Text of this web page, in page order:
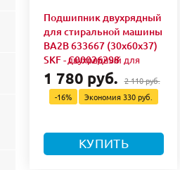
Подшипник двухрядный
для стиральной машины
BA2B 633667 (30x60x37)
SKF - C00026298
1 780 руб. 2 110 руб.
-16%
Экономия 330 руб.
КУПИТЬ